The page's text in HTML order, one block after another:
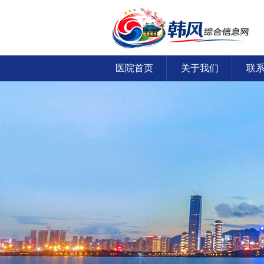
医院首页 关于我们 联